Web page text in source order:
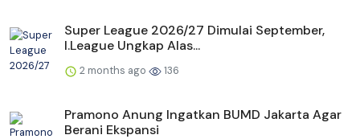
Super League 2026/27 Dimulai September,
I.League Ungkap Alas...
2 months ago 136
Pramono Anung Ingatkan BUMD Jakarta Agar
Berani Ekspansi